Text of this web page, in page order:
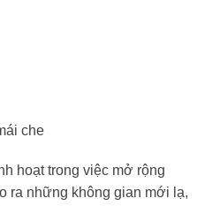
che
hoạt trong việc mở rộng
ra những không gian mới lạ,